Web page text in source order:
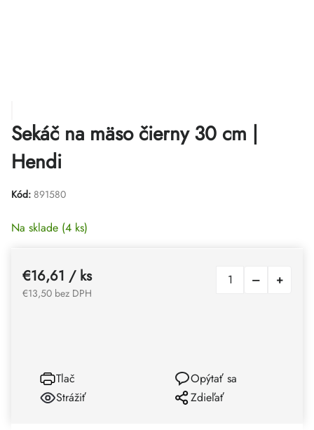
Sekáč na mäso čierny 30 cm |
Hendi
Kód: 891580
Na sklade (4 ks)
€16,61 / ks
€13,50 bez DPH
Tlač
Opýtať sa
Strážiť
Zdieľať